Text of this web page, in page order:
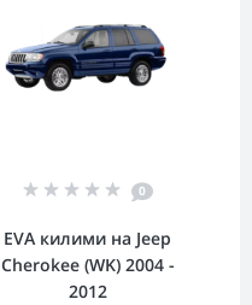
0
EVA килими на Jeep
Cherokee (WK) 2004 -
2012